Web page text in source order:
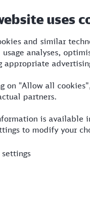
4:42
4:47